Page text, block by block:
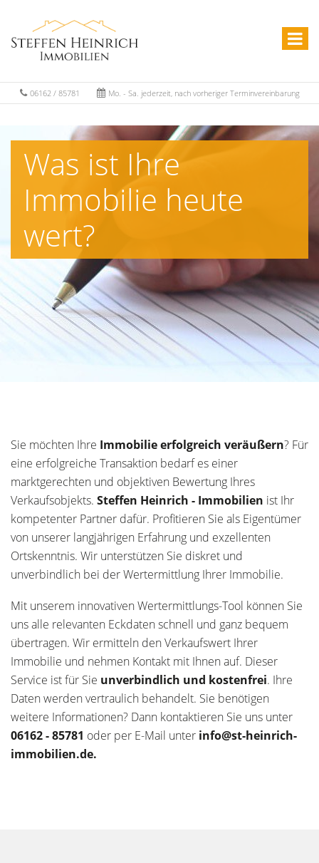
06162 / 85781 Mo. - Sa. jederzeit, nach vorheriger Terminvereinbarung
Was ist Ihre
Immobilie heute
wert?
Sie möchten Ihre Immobilie erfolgreich veräußern? Für
eine erfolgreiche Transaktion bedarf es einer
marktgerechten und objektiven Bewertung Ihres
Verkaufsobjekts. Steffen Heinrich - Immobilien ist Ihr
kompetenter Partner dafür. Profitieren Sie als Eigentümer
von unserer langjährigen Erfahrung und exzellenten
Ortskenntnis. Wir unterstützen Sie diskret und
unverbindlich bei der Wertermittlung Ihrer Immobilie.
Mit unserem innovativen Wertermittlungs-Tool können Sie
uns alle relevanten Eckdaten schnell und ganz bequem
übertragen. Wir ermitteln den Verkaufswert Ihrer
Immobilie und nehmen Kontakt mit Ihnen auf. Dieser
Service ist für Sie unverbindlich und kostenfrei. Ihre
Daten werden vertraulich behandelt. Sie benötigen
weitere Informationen? Dann kontaktieren Sie uns unter
06162 - 85781 oder per E-Mail unter info@st-heinrich-
immobilien.de.